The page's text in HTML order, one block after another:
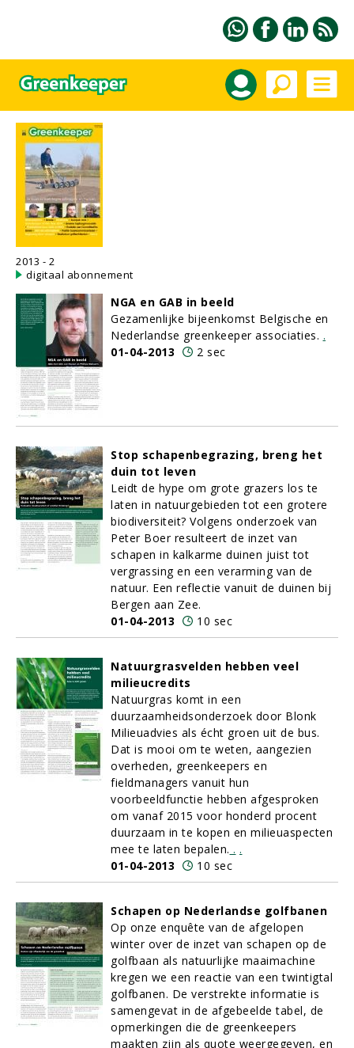
2013 - 2
digitaal abonnement
NGA en GAB in beeld
Gezamenlijke bijeenkomst Belgische en
Nederlandse greenkeeper associaties. .
01-04-2013
2 sec
Stop schapenbegrazing, breng het
duin tot leven
Leidt de hype om grote grazers los te
laten in natuurgebieden tot een grotere
biodiversiteit? Volgens onderzoek van
Peter Boer resulteert de inzet van
schapen in kalkarme duinen juist tot
vergrassing en een verarming van de
natuur. Een reflectie vanuit de duinen bij
Bergen aan Zee.
01-04-2013
10 sec
Natuurgrasvelden hebben veel
milieucredits
Natuurgras komt in een
duurzaamheidsonderzoek door Blonk
Milieuadvies als écht groen uit de bus.
Dat is mooi om te weten, aangezien
overheden, greenkeepers en
fieldmanagers vanuit hun
voorbeeldfunctie hebben afgesproken
om vanaf 2015 voor honderd procent
duurzaam in te kopen en milieuaspecten
mee te laten bepalen. . .
01-04-2013
10 sec
Schapen op Nederlandse golfbanen
Op onze enquête van de afgelopen
winter over de inzet van schapen op de
golfbaan als natuurlijke maaimachine
kregen we een reactie van een twintigtal
golfbanen. De verstrekte informatie is
samengevat in de afgebeelde tabel, de
opmerkingen die de greenkeepers
maakten zijn als quote weergegeven, en